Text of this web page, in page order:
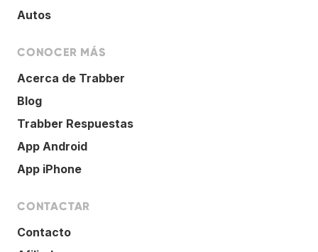
Autos
CONOCER MÁS
Acerca de Trabber
Blog
Trabber Respuestas
App Android
App iPhone
CONTACTAR
Contacto